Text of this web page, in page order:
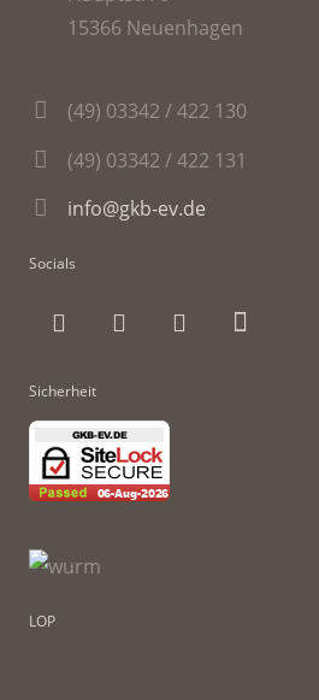
15366 Neuenhagen
(49) 03342 / 422 130
(49) 03342 / 422 131
info@gkb-ev.de
Socials
Sicherheit
LOP